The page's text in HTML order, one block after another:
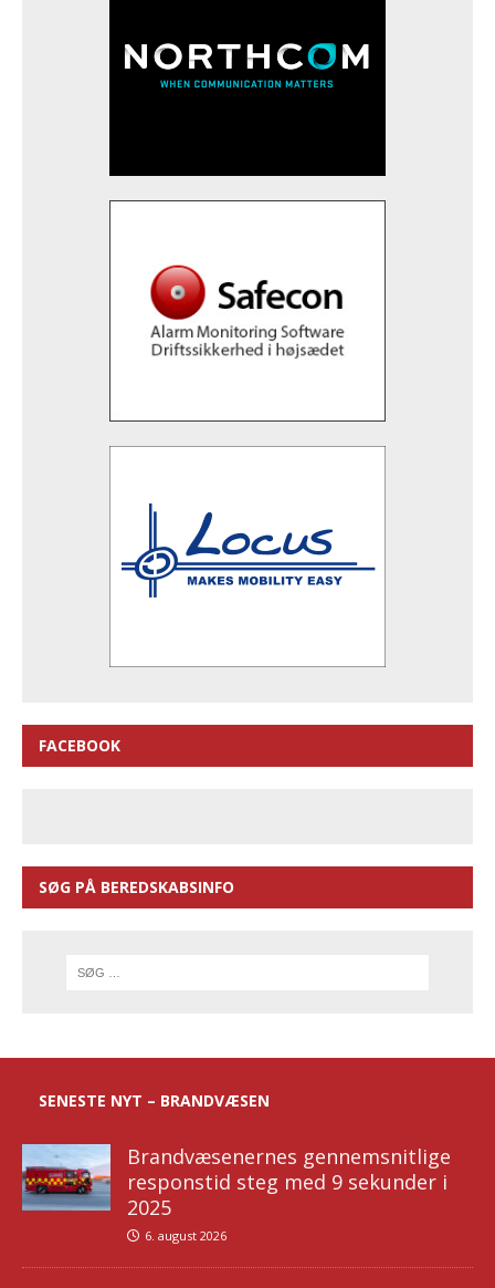
FACEBOOK
SØG PÅ BEREDSKABSINFO
SENESTE NYT – BRANDVÆSEN
Brandvæsenernes gennemsnitlige
responstid steg med 9 sekunder i
2025
6. august 2026